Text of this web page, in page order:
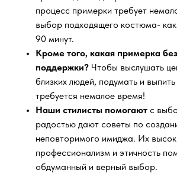
процесс примерки требует
выбор подходящего костюма-
90 минут.
Кроме того, какая примерка
поддержки? Чтобы выслушать
близких людей, подумать и
требуется немалое время!
Наши стилисты помогают с
радостью дают советы по
неповторимого имиджа. Их
профессионализм и этичность
обдуманный и верный выбор.